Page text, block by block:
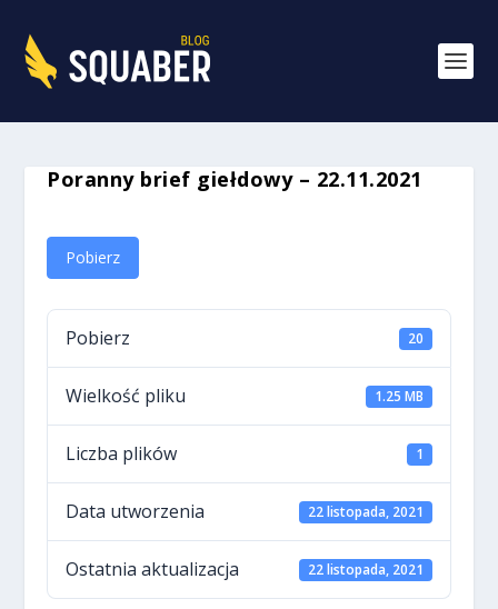
Poranny brief giełdowy – 22.11.2021
Pobierz
Pobierz 20
Wielkość pliku 1.25 MB
Liczba plików 1
Data utworzenia 22 listopada, 2021
Ostatnia aktualizacja 22 listopada, 2021